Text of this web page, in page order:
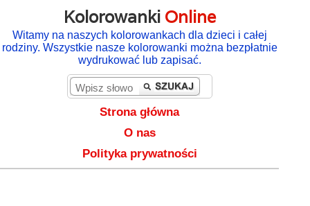
Kolorowanki Online
Witamy na naszych kolorowankach dla dzieci i całej
rodziny. Wszystkie nasze kolorowanki można bezpłatnie
wydrukować lub zapisać.
Strona główna
O nas
Polityka prywatności